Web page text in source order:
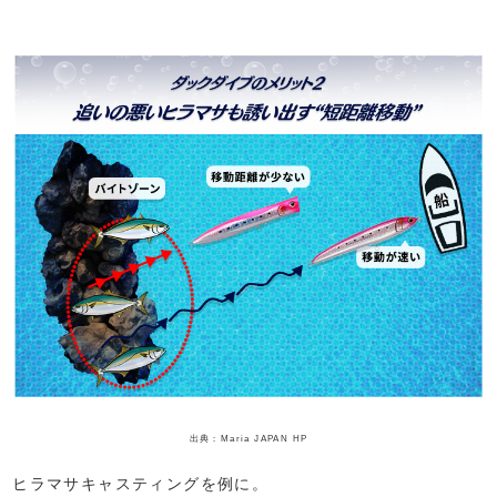
出典：Maria JAPAN HP
ヒラマサキャスティングを例に。